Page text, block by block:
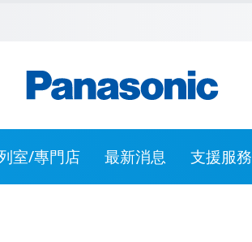
室/專門店 最新消息 支援服務